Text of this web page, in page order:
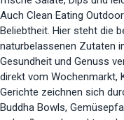
Auch Clean Eating
Beliebtheit. Hier steht die
naturbelassenen Zutaten
Gesundheit und Genuss
direkt vom Wochenmarkt,
Gerichte zeichnen sich
Buddha Bowls,